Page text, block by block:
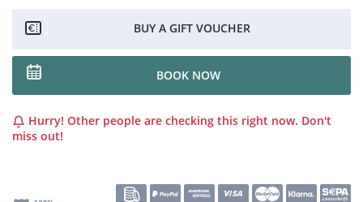
BUY A GIFT VOUCHER
BOOK NOW
Hurry! Other people are checking this right now. Don't
miss out!